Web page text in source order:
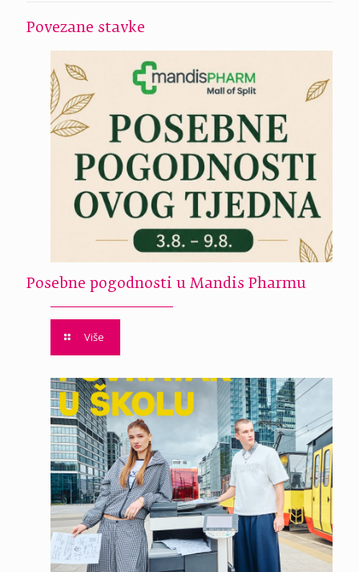
Povezane stavke
Posebne pogodnosti u Mandis Pharmu
Više